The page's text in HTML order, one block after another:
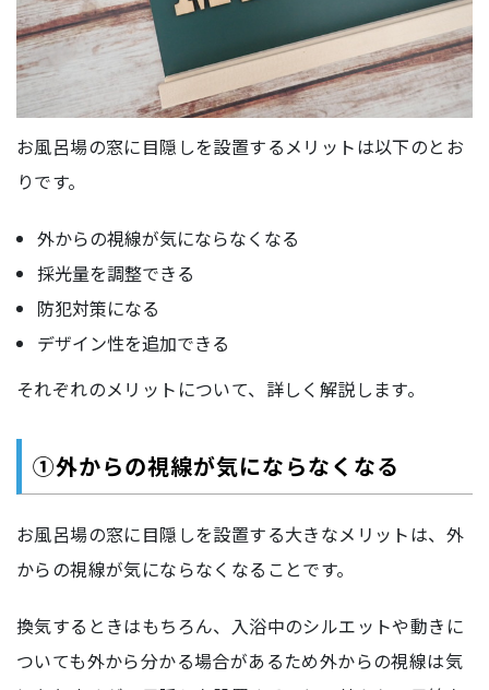
お風呂場の窓に目隠しを設置するメリットは以下のとお
りです。
外からの視線が気にならなくなる
採光量を調整できる
防犯対策になる
デザイン性を追加できる
それぞれのメリットについて、詳しく解説します。
①外からの視線が気にならなくなる
お風呂場の窓に目隠しを設置する大きなメリットは、外
からの視線が気にならなくなることです。
換気するときはもちろん、入浴中のシルエットや動きに
ついても外から分かる場合があるため外からの視線は気